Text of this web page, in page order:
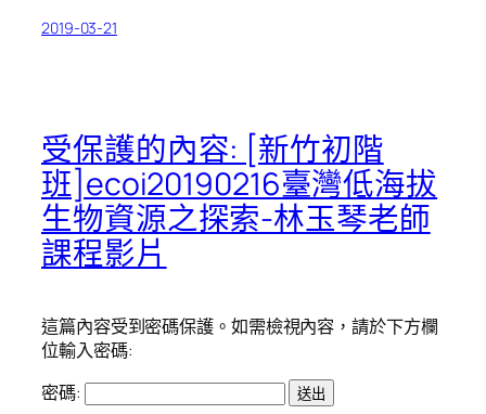
2019-03-21
受保護的內容: [新竹初階
班]ecoi20190216臺灣低海拔
生物資源之探索-林玉琴老師
課程影片
這篇內容受到密碼保護。如需檢視內容，請於下方欄
位輸入密碼:
密碼: